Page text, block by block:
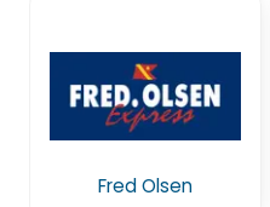
Fred Olsen